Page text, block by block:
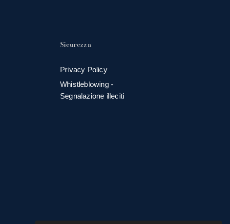
Sicurezza
Privacy Policy
Whistleblowing -
Segnalazione illeciti